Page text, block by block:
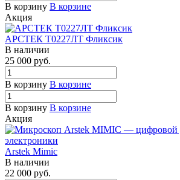
В корзину В корзине
Акция
АРСТЕК Т0227ЛТ Фликсик
В наличии
25 000 руб.
В корзину В корзине
В корзину В корзине
Акция
Arstek Mimic
В наличии
22 000 руб.